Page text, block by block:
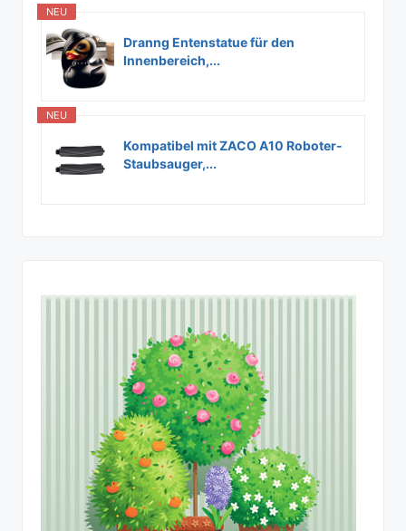
NEU
Dranng Entenstatue für den
Innenbereich,...
NEU
Kompatibel mit ZACO A10 Roboter-
Staubsauger,...